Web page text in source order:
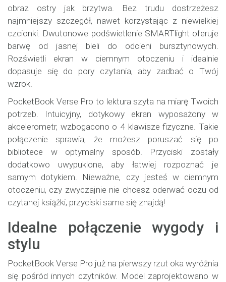
obraz ostry jak brzytwa. Bez trudu dostrzeżesz
najmniejszy szczegół, nawet korzystając z niewielkiej
czcionki. Dwutonowe podświetlenie SMARTlight oferuje
barwę od jasnej bieli do odcieni bursztynowych.
Rozświetli ekran w ciemnym otoczeniu i idealnie
dopasuje się do pory czytania, aby zadbać o Twój
wzrok.
PocketBook Verse Pro to lektura szyta na miarę Twoich
potrzeb. Intuicyjny, dotykowy ekran wyposażony w
akcelerometr, wzbogacono o 4 klawisze fizyczne. Takie
połączenie sprawia, że możesz poruszać się po
bibliotece w optymalny sposób. Przyciski zostały
dodatkowo uwypuklone, aby łatwiej rozpoznać je
samym dotykiem. Nieważne, czy jesteś w ciemnym
otoczeniu, czy zwyczajnie nie chcesz oderwać oczu od
czytanej książki, przyciski same się znajdą!
Idealne połączenie wygody i
stylu
PocketBook Verse Pro już na pierwszy rzut oka wyróżnia
się pośród innych czytników. Model zaprojektowano w